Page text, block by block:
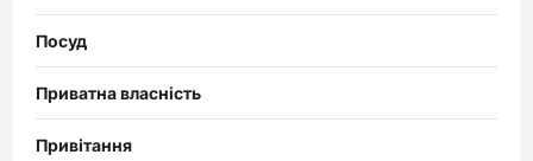
Посуд
Приватна власність
Привітання